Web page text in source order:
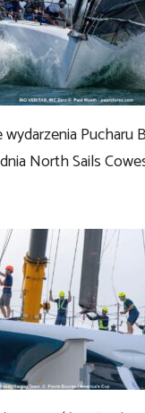
Pucharu
North Sails